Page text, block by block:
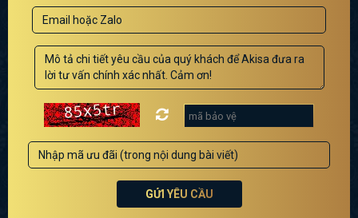
GỬI YÊU CẦU